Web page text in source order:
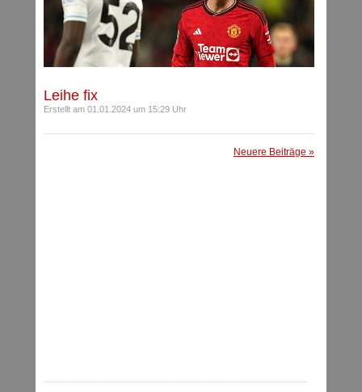
Leihe fix
Erstellt am 01.01.2024 um 15:29 Uhr
Neuere Beiträge »